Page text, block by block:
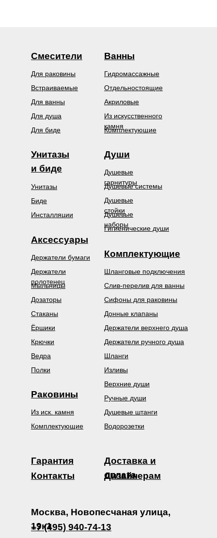
Смесители
Души
Душевые
гарнитуры
Душевые системы
Гигиенические души
Аксессуары
Держатели бумаги
Держатели
полотенец
Мыльницы
Раковины
Из иск. камня
Комплектующие
Встраиваемые
Для биде
Для ванны
Для душа
Для раковины
Ванны
Из искусственного
камня
Комплектующие
Шланговые подключения
Слив-перелив для ванны
Сифоны для раковины
Донные клапаны
Дизайнерам
Доставка и
оплата
Гарантия
Контакты
Душевые
стойки
Душевые
наборы
Дозаторы
Держатели верхнего душа
Гидромассажные
Акриловые
Отдельностоящие
Комплектующие
Инсталляции
Биде
Унитазы
Унитазы
и биде
Стаканы
Ёршики
Крючки
Ведра
Полки
Держатели ручного душа
Шланги
Изливы
Верхние души
Ручные души
Москва, Новопесчаная улица,
19к1
+7 (495) 940-74-13
Душевые штанги
Водорозетки